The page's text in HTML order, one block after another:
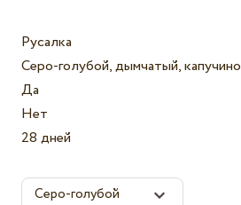
Русалка
Серо-голубой, дымчатый, кaпучино
Да
Нет
28 дней